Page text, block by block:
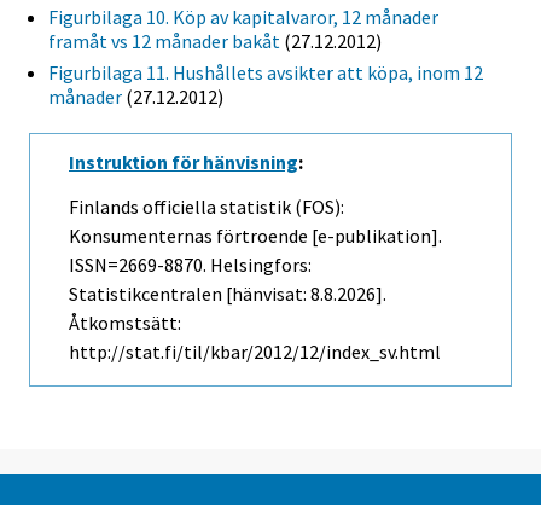
Figurbilaga 10. Köp av kapitalvaror, 12 månader
framåt vs 12 månader bakåt (27.12.2012)
Figurbilaga 11. Hushållets avsikter att köpa, inom 12
månader (27.12.2012)
Instruktion för hänvisning:
Finlands officiella statistik (FOS):
Konsumenternas förtroende [e-publikation].
ISSN=2669-8870. Helsingfors:
Statistikcentralen [hänvisat: 8.8.2026].
Åtkomstsätt:
http://stat.fi/til/kbar/2012/12/index_sv.html